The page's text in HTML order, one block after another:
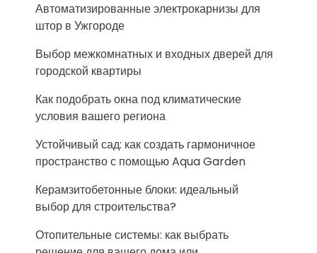
Автоматизированные электрокарнизы для
штор в Ужгороде
Выбор межкомнатных и входных дверей для
городской квартиры
Как подобрать окна под климатические
условия вашего региона
Устойчивый сад: как создать гармоничное
пространство с помощью Aqua Garden
Керамзитобетонные блоки: идеальный
выбор для строительства?
Отопительные системы: как выбрать